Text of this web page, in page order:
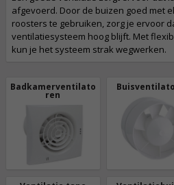
afgevoerd. Door de buizen goed met
roosters te gebruiken, zorg je ervoor
ventilatiesysteem hoog blijft. Met
kun je het systeem strak wegwerken.
Badkamerventilato
ren